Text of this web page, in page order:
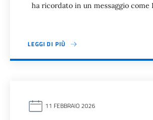
ha ricordato in un messaggio come
LEGGI DI PIÙ
11 FEBBRAIO 2026